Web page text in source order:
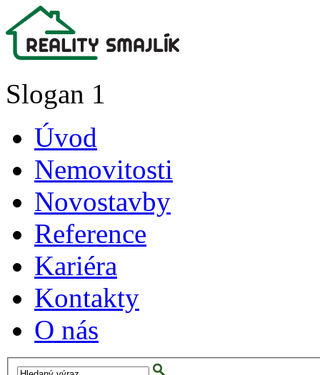
Slogan 1
Úvod
Nemovitosti
Novostavby
Reference
Kariéra
Kontakty
O nás